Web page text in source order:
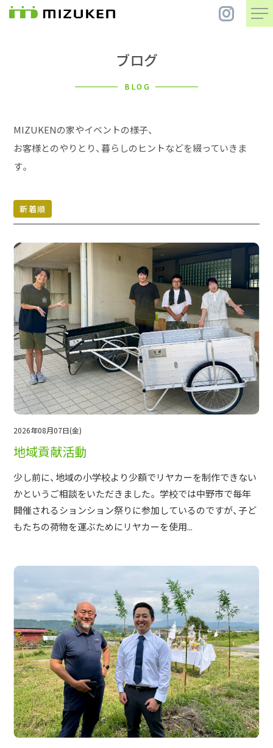
住 宅
まちづくり
会社案内
施工事例
採用情報
土地をお探しの方
イベント
ショールーム
ブログ
ブログ
BLOG
MIZUKENの家やイベントの様子、
お客様とのやりとり、暮らしのヒントなどを綴っていきま
す。
新着順
2026年08月07日(金)
地域貢献活動
少し前に、地域の小学校より少額でリヤカーを制作できない
かというご相談をいただきました。 学校では中野市で毎年
開催されるションション祭りに参加しているのですが、子ど
もたちの荷物を運ぶためにリヤカーを使用...